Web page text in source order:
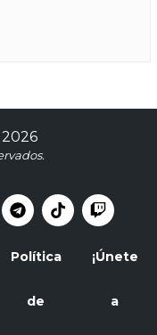
2026
Política
de
¡Únete
a